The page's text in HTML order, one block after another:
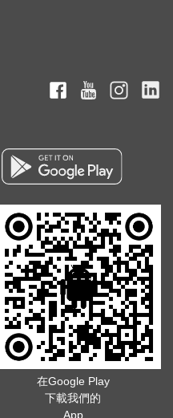
在Google Play
下載我們的
App